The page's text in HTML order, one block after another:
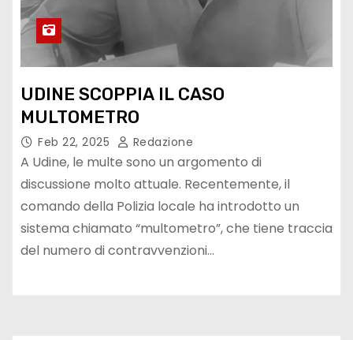
UDINE SCOPPIA IL CASO
MULTOMETRO
Feb 22, 2025 Redazione
A Udine, le multe sono un argomento di
discussione molto attuale. Recentemente, il
comando della Polizia locale ha introdotto un
sistema chiamato “multometro”, che tiene traccia
del numero di contravvenzioni…